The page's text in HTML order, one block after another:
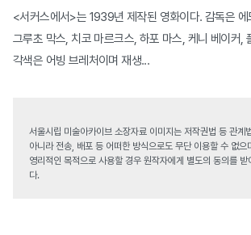
<서커스에서>는 1939년 제작된 영화이다. 감독은 에
그루초 막스, 치코 마르크스, 하포 마스, 케니 베이커,
각색은 어빙 브레처이며 재생...
서울시립 미술아카이브 소장자료 이미지는 저작권법 등 관계
아니라 전송, 배포 등 어떠한 방식으로도 무단 이용할 수 없으
영리적인 목적으로 사용할 경우 원작자에게 별도의 동의를 받
다.